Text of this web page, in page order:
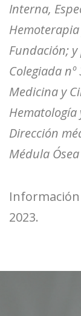
Interna,
Fundación;
Colegiada
Medicina y
Dirección
Médula
2023.